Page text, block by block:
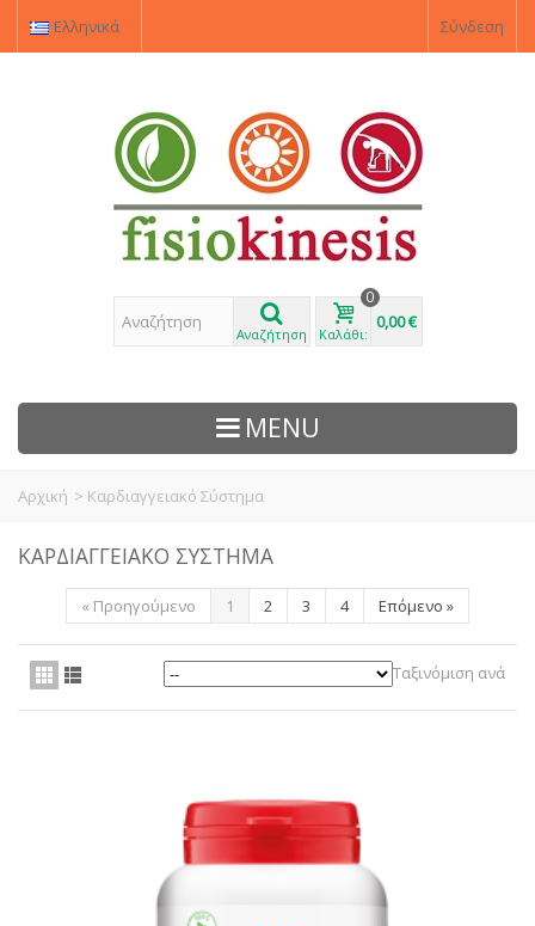
Ελληνικά Σύνδεση
Αναζήτηση Καλάθι:
0
0,00 €
MENU
ΥΠΗΡΕΣΊΕΣ
ΓΙΑ ΕΜΆΣ
VIDEOS
Αρχική > Καρδιαγγειακό Σύστημα
ΚΑΡΔΙΑΓΓΕΙΑΚΌ ΣΎΣΤΗΜΑ
« Προηγούμενο 1 2 3 4 Επόμενο »
Ταξινόμιση ανά